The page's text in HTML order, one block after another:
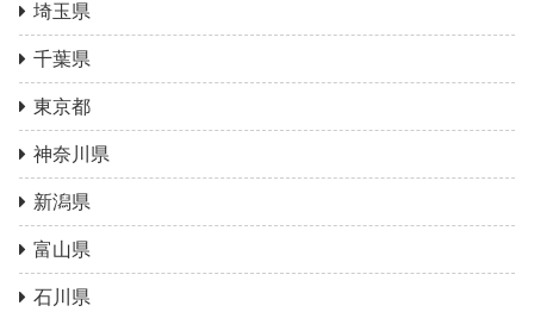
埼玉県
千葉県
東京都
神奈川県
新潟県
富山県
石川県